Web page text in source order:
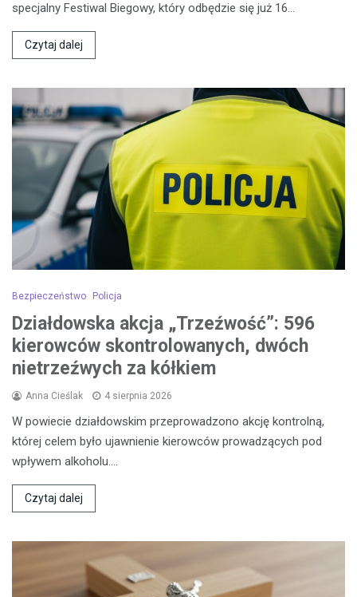
specjalny Festiwal Biegowy, który odbędzie się już 16…
Czytaj dalej
Bezpieczeństwo Policja
Działdowska akcja „Trzeźwość”: 596
kierowców skontrolowanych, dwóch
nietrzeźwych za kółkiem
Anna Cieślak 4 sierpnia 2026
W powiecie działdowskim przeprowadzono akcję kontrolną,
której celem było ujawnienie kierowców prowadzących pod
wpływem alkoholu.…
Czytaj dalej